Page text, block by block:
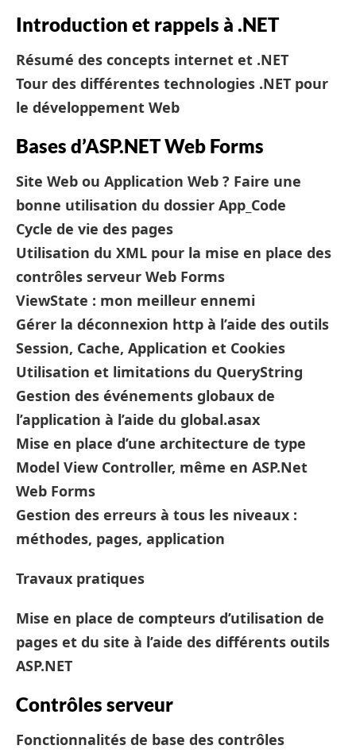
Introduction et rappels à .NET
Résumé des concepts internet et .NET
Tour des différentes technologies .NET pour
le développement Web
Bases d’ASP.NET Web Forms
Site Web ou Application Web ? Faire une
bonne utilisation du dossier App_Code
Cycle de vie des pages
Utilisation du XML pour la mise en place des
contrôles serveur Web Forms
ViewState : mon meilleur ennemi
Gérer la déconnexion http à l’aide des outils
Session, Cache, Application et Cookies
Utilisation et limitations du QueryString
Gestion des événements globaux de
l’application à l’aide du global.asax
Mise en place d’une architecture de type
Model View Controller, même en ASP.Net
Web Forms
Gestion des erreurs à tous les niveaux :
méthodes, pages, application
Travaux pratiques
Mise en place de compteurs d’utilisation de
pages et du site à l’aide des différents outils
ASP.NET
Contrôles serveur
Fonctionnalités de base des contrôles